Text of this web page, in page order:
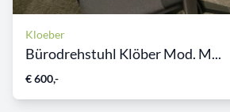
Kloeber
Bürodrehstuhl Klöber Mod. M...
€ 600,-